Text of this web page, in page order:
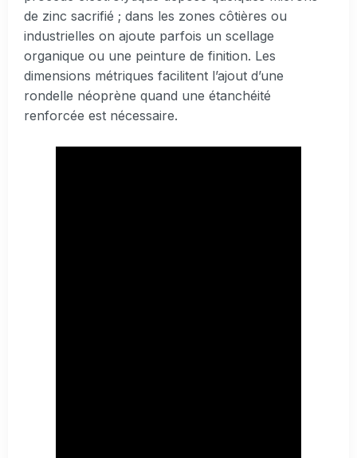
de zinc sacrifié ; dans les zones côtières ou
industrielles on ajoute parfois un scellage
organique ou une peinture de finition. Les
dimensions métriques facilitent l’ajout d’une
rondelle néoprène quand une étanchéité
renforcée est nécessaire.